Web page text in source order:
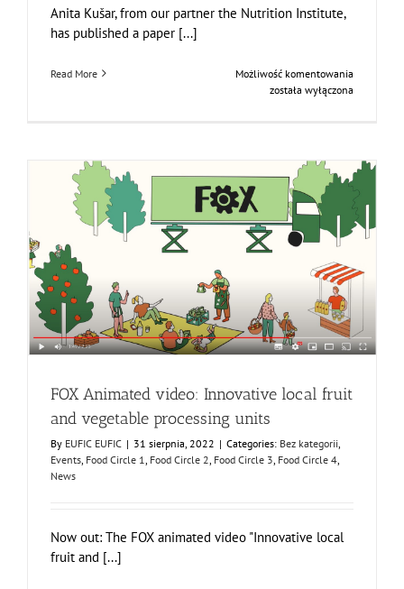
Anita Kušar, from our partner the Nutrition Institute,
has published a paper [...]
Read More Możliwość komentowania
Hi-
Journal
została wyłączona
FOX Animated video: Innovative local fruit and
vegetable processing units
Bez kategorii
Events Food Circle 1 Food Circle 2
Food Circle 3
Food Circle 4 News
FOX Animated video: Innovative local fruit
and vegetable processing units
By EUFIC EUFIC | 31 sierpnia, 2022 | Categories: Bez kategorii,
Events, Food Circle 1, Food Circle 2, Food Circle 3, Food Circle 4,
News
Now out: The FOX animated video "Innovative local
fruit and [...]